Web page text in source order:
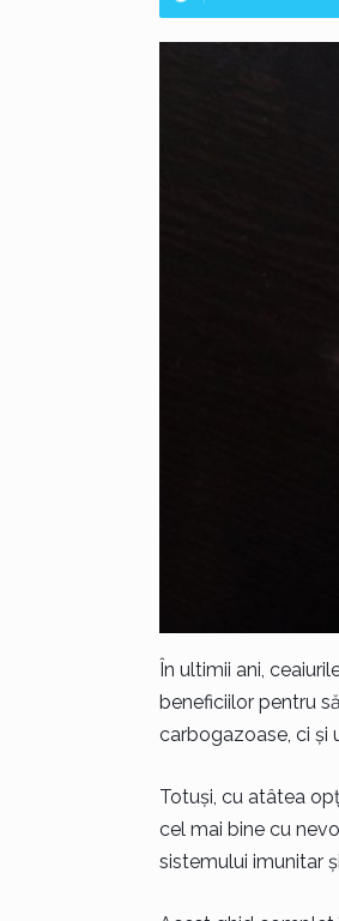
În ultimii ani,
beneficiilor pentru
carbogazoase, ci și
Totuși, cu atâtea
cel mai bine cu
sistemului imunitar